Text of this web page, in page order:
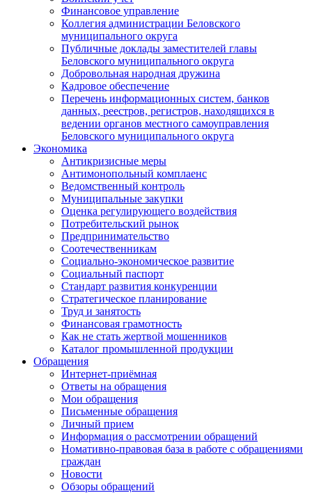
Финансовое управление
Коллегия администрации Беловского
муниципального округа
Публичные доклады заместителей главы
Беловского муниципального округа
Добровольная народная дружина
Кадровое обеспечение
Перечень информационных систем, банков
данных, реестров, регистров, находящихся в
ведении органов местного самоуправления
Беловского муниципального округа
Экономика
Антикризисные меры
Антимонопольный комплаенс
Ведомственный контроль
Муниципальные закупки
Оценка регулирующего воздействия
Потребительский рынок
Предпринимательство
Соотечественникам
Социально-экономическое развитие
Социальный паспорт
Стандарт развития конкуренции
Стратегическое планирование
Труд и занятость
Финансовая грамотность
Как не стать жертвой мошенников
Каталог промышленной продукции
Обращения
Интернет-приёмная
Ответы на обращения
Мои обращения
Письменные обращения
Личный прием
Информация о рассмотрении обращений
Номативно-правовая база в работе с обращениями
граждан
Новости
Обзоры обращений